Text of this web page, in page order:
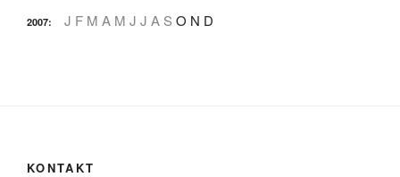
2007: J F M A M J J A S O N D
KONTAKT